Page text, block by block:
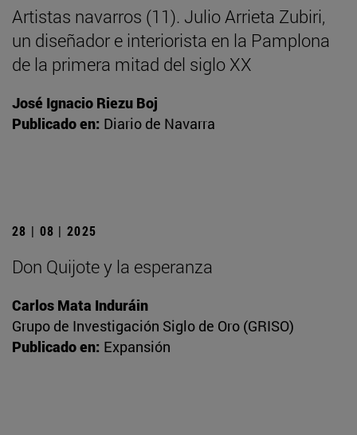
Artistas navarros (11). Julio Arrieta Zubiri,
un diseñador e interiorista en la Pamplona
de la primera mitad del siglo XX
José Ignacio Riezu Boj
Publicado en: Diario de Navarra
28 | 08 | 2025
Don Quijote y la esperanza
Carlos Mata Induráin
Grupo de Investigación Siglo de Oro (GRISO)
Publicado en: Expansión